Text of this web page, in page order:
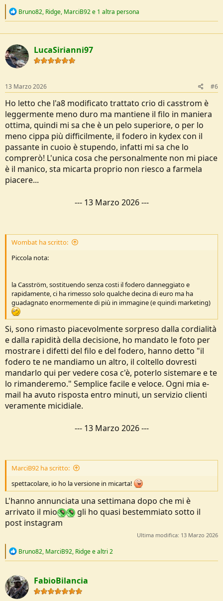
R
c
t
i
o
n
:
Bruno82, Ridge, MarciB92e 1 altra persona
LucaSirianni97
13 Marzo 2026 #6
Ho letto che l'a8 modificato trattato crio di casstrom è
leggermente meno duro ma mantiene il filo in maniera
ottima, quindi mi sa che è un pelo superiore, o per lo
meno cippa più difficilmente, il fodero in kydex con il
passante in cuoio è stupendo, infatti mi sa che lo
comprerò! L'unica cosa che personalmente non mi piace
è il manico, sta micarta proprio non riesco a farmela
piacere...
--- 13 Marzo 2026---
Wombat ha scritto:
Piccola nota:
la Casström, sostituendo senza costi il fodero danneggiato e
rapidamente, ci ha rimesso solo qualche decina di euro ma ha
guadagnato enormemente di più in immagine (e quindi marketing)
Si, sono rimasto piacevolmente sorpreso dalla cordialità
e dalla rapidità della decisione, ho mandato le foto per
mostrare i difetti del filo e del fodero, hanno detto "il
fodero te ne mandiamo un altro, il coltello dovresti
mandarlo qui per vedere cosa c'è, poterlo sistemare e te
lo rimanderemo." Semplice facile e veloce. Ogni mia e-
mail ha avuto risposta entro minuti, un servizio clienti
veramente micidiale.
--- 13 Marzo 2026---
MarciB92 ha scritto:
spettacolare, io ho la versione in micarta!
L'hanno annunciata una settimana dopo che mi è
arrivato il mio
gli ho quasi bestemmiato sotto il
post instagram
Ultima modifica: 13 Marzo 2026
R
c
t
i
o
Bruno82, MarciB92, Ridgee altri 2
FabioBilancia